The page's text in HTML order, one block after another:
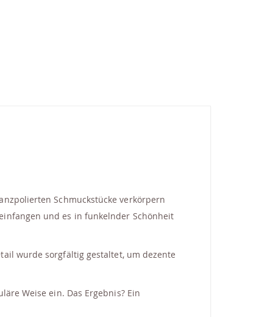
Schmuckstücke verkörpern
und es in funkelnder Schönheit
wurde sorgfältig gestaltet, um dezente
Weise ein. Das Ergebnis? Ein